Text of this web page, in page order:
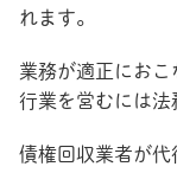
れます。
業務が適正にお
行業を営むには法
債権回収業者が